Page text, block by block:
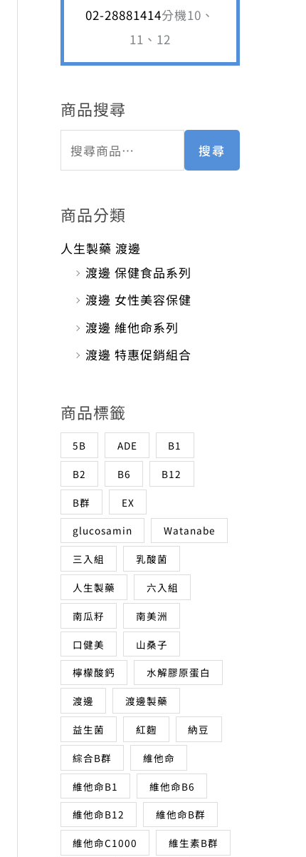
02-28881414分機10、
11、12
商品搜尋
搜尋
商品分類
人生製藥 渡邊
渡邊 保健食品系列
渡邊 女性美容保健
渡邊 維他命系列
渡邊 特惠促銷組合
商品標籤
5B ADE
B1
B2
B6
B12
B群
EX
glucosamin
Watanabe
三入組
乳酸菌
人生製藥
六入組
南瓜籽
南美洲
口健美
山桑子
檸檬酸鈣
水解膠原蛋白
渡邊
渡邊製藥
益生菌
紅麴
納豆
綜合B群
維他命
維他命B1
維他命B6
維他命B12
維他命B群
維他命C1000
維生素B群